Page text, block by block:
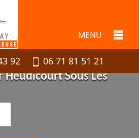
MENU
92
06 71 81 51 21
Sous Les